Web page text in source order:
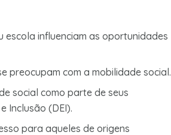
influenciam as oportunidades
preocupam com a mobilidade social.
social como parte de seus
Inclusão (DEI).
para aqueles de origens